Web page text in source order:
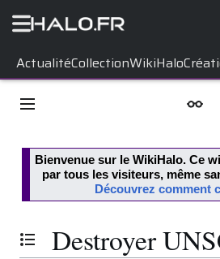
ActualitéCollectionWikiHalo
contenu
Menu principal
Bienvenue sur le WikiHalo. Ce
par tous les visiteurs, même
Découvrez comment
Basculer la table des matières
Destroyer